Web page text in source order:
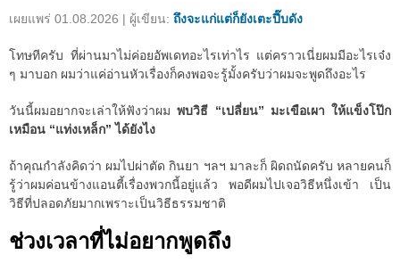
เผยแพร่ 01.08.2026 | ผู้เขียน: ถึงจะแก่แต่ก็ยังเตะปี๊บดัง
โทษทีครับ ที่ผ่านมาไม่ค่อยอัพเดทอะไรเท่าไร แต่คราวเนี่ยผมมีอะไรเจ๋ง
ๆ มาบอก ผมว่าแค่อ่านหัวเรื่องก็คงพอจะรู้มั้งครับว่าผมจะพูดถึงอะไร
วันนี้ผมอยากจะเล่าให้ฟังว่าผมพบวิธี “เปลี่ยน” มะเขือเผา ให้แข็งโป๊ก
เหมือน “แท่งเหล็ก” ได้ยังไง
ถ้าคุณกำลังคิดว่า ผมไปผ่าตัด กินยา ฯลฯ มาละก็ ผิดถนัดครับ หลายคนก็
รู้ว่าผมค่อนข้างแอนตี้เรื่องพวกนี้อยู่แล้ว พอดีผมไปเจอวิธีหนึ่งเข้า เป็น
วิธีที่ปลอดภัยมากเพราะเป็นวิธีธรรมชาติ
ช่วงเวลาที่ไม่อยากพูดถึง